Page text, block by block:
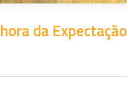
da Expectação